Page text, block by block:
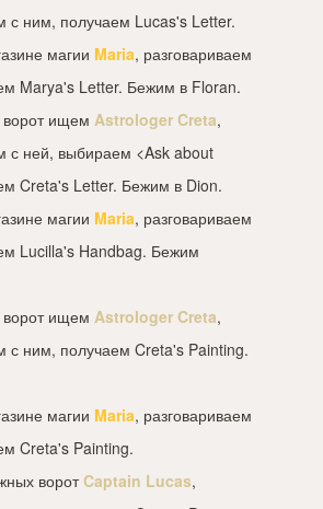
с ним, получаем Lucas's Letter.
магии Maria, разговариваем
Marya's Letter. Бежим в Floran.
ищем Astrologer Creta,
с ней, выбираем <Ask about
Creta's Letter. Бежим в Dion.
магии Maria, разговариваем
Lucilla's Handbag. Бежим
ищем Astrologer Creta,
с ним, получаем Creta's Painting.
магии Maria, разговариваем
Creta's Painting.
воротCaptain Lucas,